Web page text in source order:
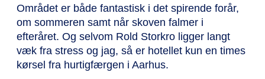
Området er både fantastisk i det spirende forår,
om sommeren samt når skoven falmer i
efteråret. Og selvom Rold Storkro ligger langt
væk fra stress og jag, så er hotellet kun en times
kørsel fra hurtigfærgen i Aarhus.